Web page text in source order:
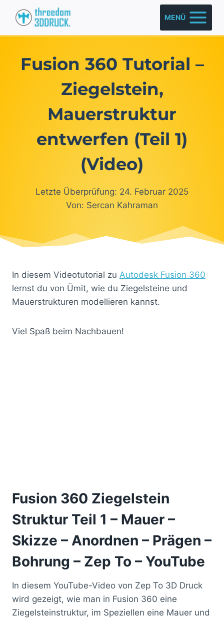
Inhalt
springen
MENÜ
Fusion 360 Tutorial –
Ziegelstein,
Mauerstruktur
entwerfen (Teil 1)
(Video)
Letzte Überprüfung: 24. Februar 2025
Von: Sercan Kahraman
In diesem Videotutorial zu Autodesk Fusion 360
lernst du von Ümit, wie du Ziegelsteine und
Mauerstrukturen modellieren kannst.
Viel Spaß beim Nachbauen!
Fusion 360 Ziegelstein
Struktur Teil 1 – Mauer –
Skizze – Anordnen – Prägen –
Bohrung – Zep To – YouTube
In diesem YouTube-Video von Zep To 3D Druck
wird gezeigt, wie man in Fusion 360 eine
Ziegelsteinstruktur, im Speziellen eine Mauer und